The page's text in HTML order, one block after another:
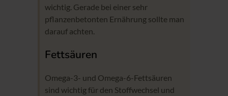
wichtig. Gerade bei einer sehr
pflanzenbetonten Ernährung sollte man
darauf achten.
Fettsäuren
Omega-3- und Omega-6-Fettsäuren
sind wichtig für den Stoffwechsel und